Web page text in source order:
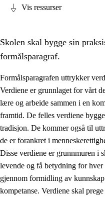
1. Opplæringens
1.1 Menneskeverdet
1.2 Identitet og kulturelt
1.3 Kritisk tenkning og
1.4 Skaperglede,
Vis ressurser
Skolen skal bygge sin
formålsparagraf.
Formålsparagrafen uttrykker
Verdiene er grunnlaget for vårt
lære og arbeide sammen i en
framtid. De felles verdiene
tradisjon. De kommer også til
de er forankret i
Disse verdiene er grunnmuren i
levende og få betydning for
gjennom formidling av
kompetanse. Verdiene skal